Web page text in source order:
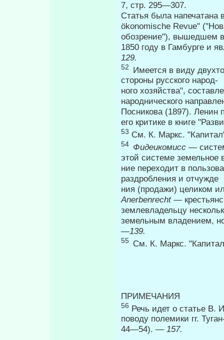
7, стр. 295—307.
Статья была
ökonomische Revue"
обозрение"), вышедшем
1850 году в Гамбурге и
129.
52 Имеется в виду
стороны русского народ-
ного хозяйства",
народнического
Посникова (1897). Ленин
его критике в книге
53 См. К. Маркс.
54 Фидеикомисс —
этой системе земельное
ние переходит в
раздробления и отчужде­
ния (продажи) целиком
Anerbenrecht —
землевладельцу
земельным владением,
—139.
55 См. К. Маркс.
56 Речь идет о статье В.
поводу полемики гг.
44—54). — 157.